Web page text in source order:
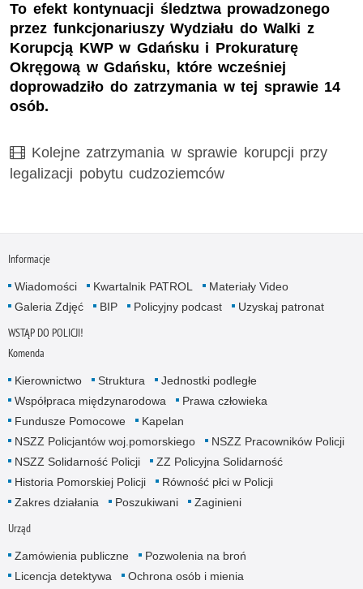
To efekt kontynuacji śledztwa prowadzonego
przez funkcjonariuszy Wydziału do Walki z
Korupcją KWP w Gdańsku i Prokuraturę
Okręgową w Gdańsku, które wcześniej
doprowadziło do zatrzymania w tej sprawie 14
osób.
Film
Kolejne zatrzymania w sprawie korupcji przy
legalizacji pobytu cudzoziemców
Informacje
Wiadomości Kwartalnik PATROL
Materiały Video
Galeria Zdjęć
BIP Policyjny podcast Uzyskaj patronat
WSTĄP DO POLICJI!
Komenda
Kierownictwo Struktura
Jednostki podległe
Współpraca międzynarodowa
Prawa człowieka
Fundusze Pomocowe
Kapelan
NSZZ Policjantów woj.pomorskiego
NSZZ Pracowników Policji
NSZZ Solidarność Policji
ZZ Policyjna Solidarność
Historia Pomorskiej Policji
Równość płci w Policji
Zakres działania
Poszukiwani Zaginieni
Urząd
Zamówienia publiczne
Pozwolenia na broń
Licencja detektywa
Ochrona osób i mienia